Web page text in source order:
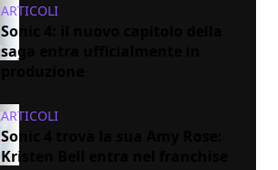
ARTICOLI
Sonic 4: il nuovo capitolo della
saga entra ufficialmente in
ARTICOLI
Sonic 4 trova la sua Amy Rose:
Kristen Bell entra nel franchise